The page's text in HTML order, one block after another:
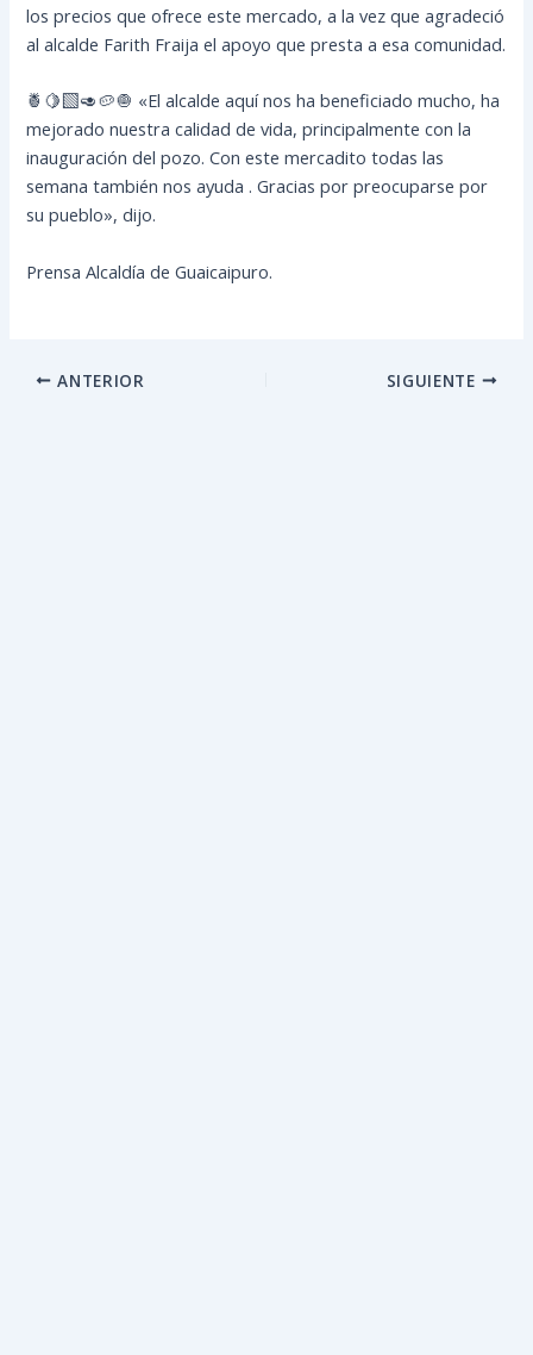
los precios que ofrece este mercado, a la vez que agradeció
al alcalde Farith Fraija el apoyo que presta a esa comunidad.
🍍🍋‍🟩🥑🥔🧅 «El alcalde aquí nos ha beneficiado mucho, ha
mejorado nuestra calidad de vida, principalmente con la
inauguración del pozo. Con este mercadito todas las
semana también nos ayuda . Gracias por preocuparse por
su pueblo», dijo.
Prensa Alcaldía de Guaicaipuro.
ANTERIOR SIGUIENTE